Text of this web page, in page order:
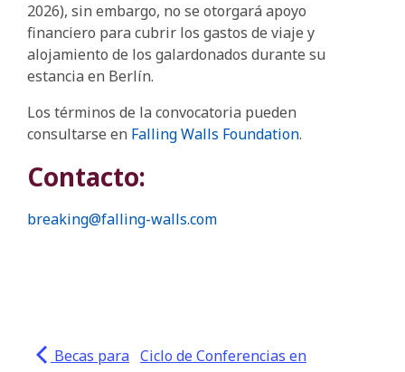
2026), sin embargo, no se otorgará apoyo
financiero para cubrir los gastos de viaje y
alojamiento de los galardonados durante su
estancia en Berlín.
Los términos de la convocatoria pueden
consultarse en Falling Walls Foundation.
Contacto:
breaking@falling-walls.com
Becas para Ciclo de Conferencias en